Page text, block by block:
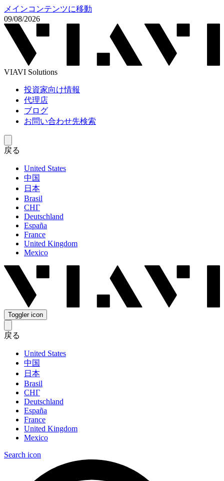
メインコンテンツに移動
09/08/2026
VIAVI Solutions
投資家向け情報
代理店
ブログ
お問い合わせ先検索
戻る
United States
中国
日本
Brasil
СНГ
Deutschland
España
France
United Kingdom
Mexico
Toggler icon
戻る
United States
中国
日本
Brasil
СНГ
Deutschland
España
France
United Kingdom
Mexico
Search icon